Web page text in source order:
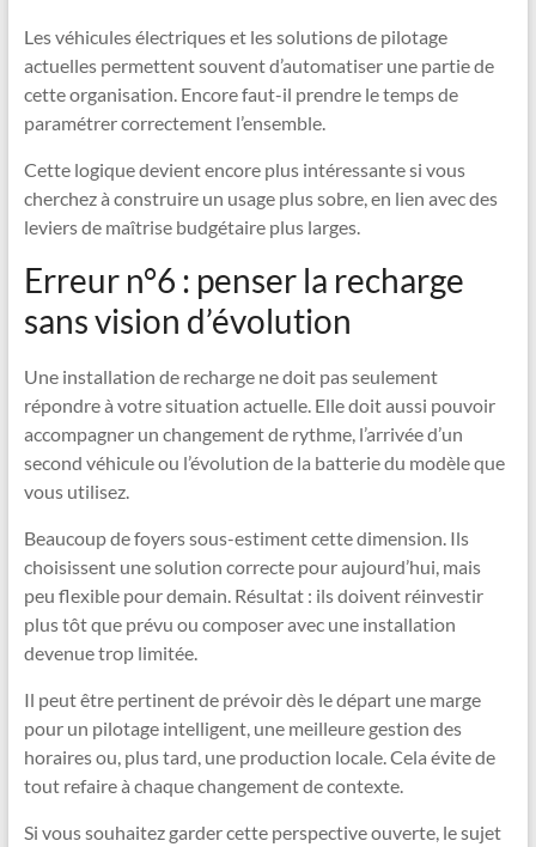
Les véhicules électriques et les solutions de pilotage
actuelles permettent souvent d’automatiser une partie de
cette organisation. Encore faut-il prendre le temps de
paramétrer correctement l’ensemble.
Cette logique devient encore plus intéressante si vous
cherchez à construire un usage plus sobre, en lien avec des
leviers de maîtrise budgétaire plus larges.
Erreur n°6 : penser la recharge
sans vision d’évolution
Une installation de recharge ne doit pas seulement
répondre à votre situation actuelle. Elle doit aussi pouvoir
accompagner un changement de rythme, l’arrivée d’un
second véhicule ou l’évolution de la batterie du modèle que
vous utilisez.
Beaucoup de foyers sous-estiment cette dimension. Ils
choisissent une solution correcte pour aujourd’hui, mais
peu flexible pour demain. Résultat : ils doivent réinvestir
plus tôt que prévu ou composer avec une installation
devenue trop limitée.
Il peut être pertinent de prévoir dès le départ une marge
pour un pilotage intelligent, une meilleure gestion des
horaires ou, plus tard, une production locale. Cela évite de
tout refaire à chaque changement de contexte.
Si vous souhaitez garder cette perspective ouverte, le sujet